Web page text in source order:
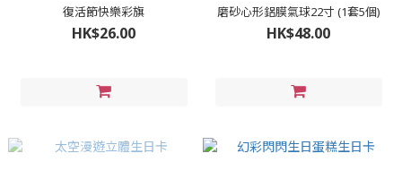
復活節快樂彩旗
HK$26.00
磨砂心形鋁膜氣球22寸 (1套5個)
HK$48.00